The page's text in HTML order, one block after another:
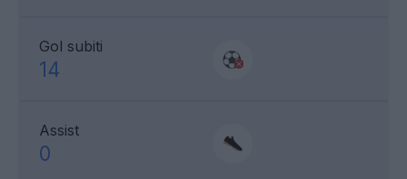
Gol subiti
14
Assist
0